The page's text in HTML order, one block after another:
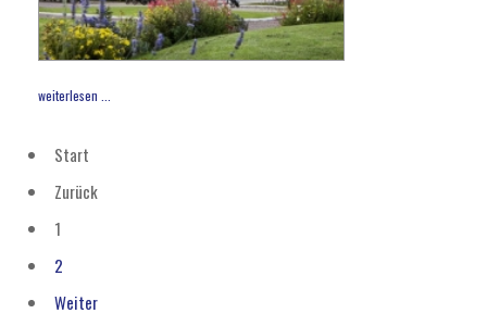
weiterlesen ...
Start
Zurück
1
2
Weiter